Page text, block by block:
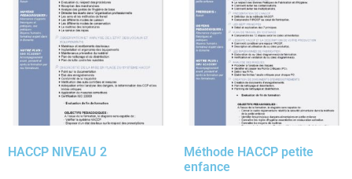
HACCP NIVEAU 2
Méthode HACCP petite
enfance